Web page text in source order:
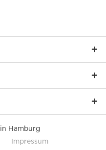
in Hamburg
Impressum